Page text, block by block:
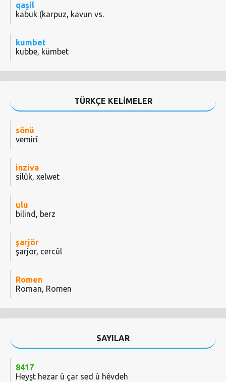
qaşil
kabuk (karpuz, kavun vs.
kumbet
kubbe, kümbet
TÜRKÇE KELİMELER
sönü
vemirî
inziva
silûk, xelwet
ulu
bilind, berz
şarjör
şarjor, cercûl
Romen
Roman, Romen
SAYILAR
8417
Heyşt hezar û çar sed û hêvdeh